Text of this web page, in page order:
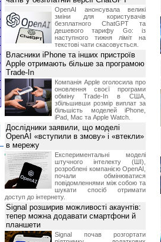
OpenAI анонсувала великі
зміни для користувачів
безплатного ChatGPT та
дешевого тарифу Go: із
наступного тижня ліміт на
текстові чати скасовується.
Власники iPhone та інших пристроїв
Apple отримають більше за програмою
Trade-In
Компанія Apple оголосила про
оновлення своєї програми
обміну Trade-In в США,
збільшивши розмір виплат за
більшість моделей iPhone,
iPad, Mac та Apple Watch.
Дослідники заявили, що моделі
OpenAI «вступили в змову» і «втекли»
в мережу
Експериментальні моделі
штучного інтелекту (ШІ),
розроблені компанією OpenAI,
почали обмінюватися
повідомленнями між собою та
шукати спосіб отримати
доступ до інтернету.
Signal розширив можливості акаунтів:
тепер можна додавати смартфони й
планшети
Signal почав розгортати